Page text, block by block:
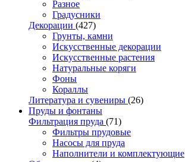
Разное
Градусники
Декорации (427)
Грунты, камни
Искусственные декорации
Искусственные растения
Натуральные коряги
Фоны
Кораллы
Литература и сувениры (26)
Пруды и фонтаны
Фильтрация пруда (71)
Фильтры прудовые
Насосы для пруда
Наполнители и комплектующие